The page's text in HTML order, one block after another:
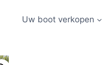
Uw boot verkopen